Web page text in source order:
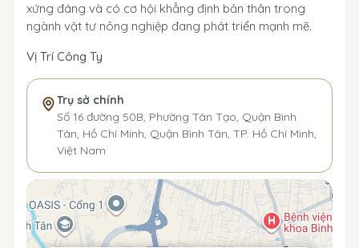
xứng đáng và có cơ hội khẳng định bản thân trong
ngành vật tư nông nghiệp đang phát triển mạnh mẽ.
Vị Trí Công Ty
Trụ sở chính
Số 16 đường 50B, Phường Tân Tạo, Quận Bình
Tân, Hồ Chí Minh, Quận Bình Tân, TP. Hồ Chí Minh,
Việt Nam